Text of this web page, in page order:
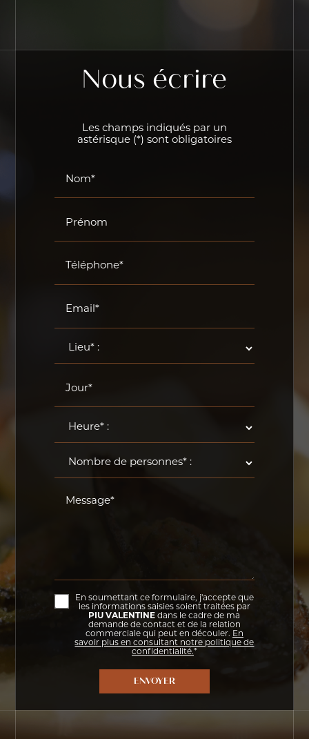
Nous écrire
Les champs indiqués par un
astérisque (*) sont obligatoires
Nom*
Prénom
Téléphone*
Email*
Jour*
Message*
En soumettant ce formulaire, j'accepte que
les informations saisies soient traitées par
PIU VALENTINE dans le cadre de ma
demande de contact et de la relation
commerciale qui peut en découler. En
savoir plus en consultant notre politique de
confidentialité.*